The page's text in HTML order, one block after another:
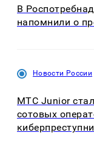
В
напомнили о
Новости России
МТС Junior
сотовых